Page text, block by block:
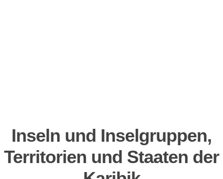
Inseln und Inselgruppen,
Territorien und Staaten der